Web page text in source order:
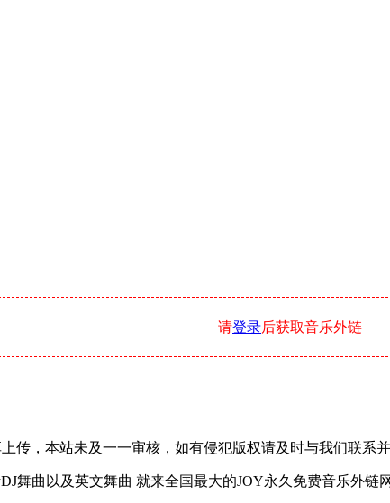
请登录后获取音乐外链
传，本站未及一一审核，如有侵犯版权请及时与我们联系
舞曲以及英文舞曲 就来全国最大的JOY永久免费音乐外链